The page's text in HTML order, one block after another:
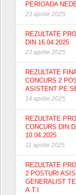
PERIOADA
23 aprilie 2025
REZULTATE
DIN 16.04.2025
23 aprilie 2025
REZULTATE
CONCURS 2
ASISTENT PE
14 aprilie 2025
REZULTATE
CONCURS DIN
10.04.2025
11 aprilie 2025
REZULTATE
2 POSTURI
GENERALIST
A.T.I.